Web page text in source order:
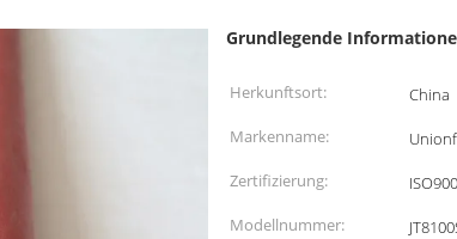
Grundlegende
Herkunftsort:
China
Markenname:
Zertifizierung:
Modellnummer: